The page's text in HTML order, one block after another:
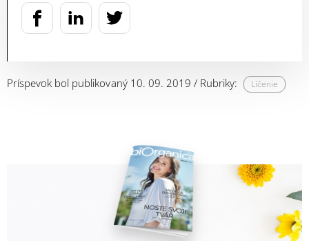
Príspevok bol publikovaný 10. 09. 2019 / Rubriky: Líčenie